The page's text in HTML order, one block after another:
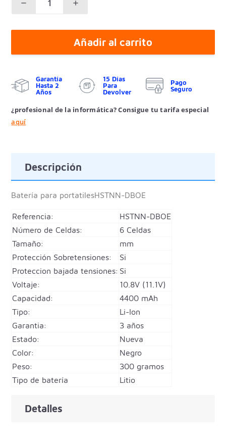
Añadir al carrito
Garantía
Hasta 2
Años
15 Días
Para
Devolver
Pago
Seguro
¿profesional de la informática? Consigue tu tarifa especial
aquí
Descripción
Batería para portatilesHSTNN-DBOE
Referencia:
HSTNN-DBOE
Número de Celdas:
6 Celdas
Tamaño:
mm
Protección Sobretensiones:
Si
Proteccion bajada tensiones: Si
Voltaje:
10.8V (11.1V)
Capacidad:
4400 mAh
Tipo:
Li-Ion
Garantia:
3 años
Estado:
Nueva
Color:
Negro
Peso:
300 gramos
Tipo de batería
Litio
Detalles